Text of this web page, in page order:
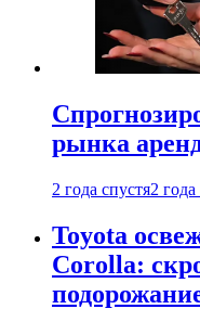
рынка
2 года спустя2 года
Toyota
Corolla: